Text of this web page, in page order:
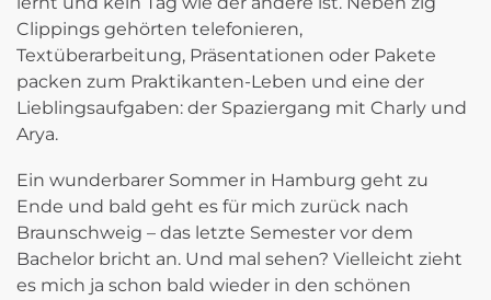
Clippings gehörten telefonieren,
Textüberarbeitung, Präsentationen oder Pakete
packen zum Praktikanten-Leben und eine der
Lieblingsaufgaben: der Spaziergang mit Charly und
Arya.
Ein wunderbarer Sommer in Hamburg geht zu
Ende und bald geht es für mich zurück nach
Braunschweig – das letzte Semester vor dem
Bachelor bricht an. Und mal sehen? Vielleicht zieht
es mich ja schon bald wieder in den schönen